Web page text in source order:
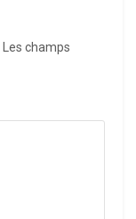
Les champs